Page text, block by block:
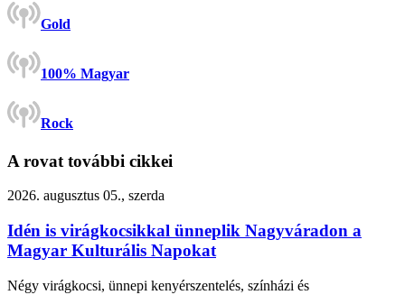
Gold
100% Magyar
Rock
A rovat további cikkei
2026. augusztus 05., szerda
Idén is virágkocsikkal ünneplik Nagyváradon a
Magyar Kulturális Napokat
Négy virágkocsi, ünnepi kenyérszentelés, színházi és